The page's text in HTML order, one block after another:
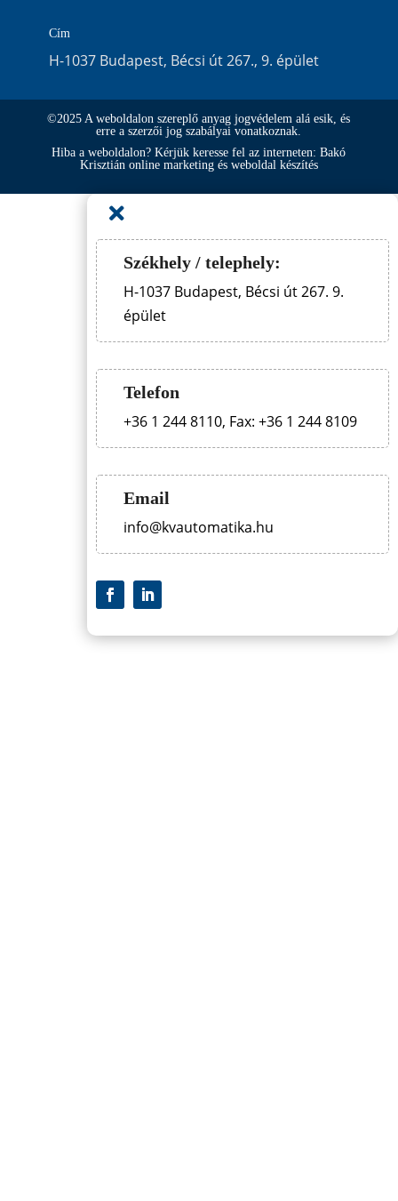
Cím
H-1037 Budapest, Bécsi út 267., 9. épület
©2025 A weboldalon szereplő anyag jogvédelem alá esik, és
erre a szerzői jog szabályai vonatkoznak.
Hiba a weboldalon? Kérjük keresse fel az interneten: Bakó
Krisztián online marketing és weboldal készítés

Székhely / telephely:
H-1037 Budapest, Bécsi út 267. 9.
épület
Telefon
+36 1 244 8110, Fax: +36 1 244 8109
Email
info@kvautomatika.hu